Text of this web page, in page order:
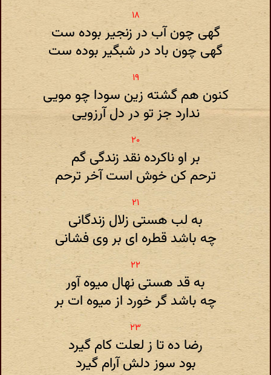
گهی چون آب در زنجیر بوده ست
گهی چون باد در شبگیر بوده ست
کنون هم گشته زین سودا چو مویی
ندارد جز تو در دل آرزویی
بر او ناکرده نقد زندگی گم
ترحم کن خوش است آخر ترحم
به لب هستی زلال زندگانی
چه باشد قطره ای بر وی فشانی
به قد هستی نهال میوه آور
چه باشد گر خورد از میوه ات بر
رضا ده تا ز لعلت کام گیرد
بود سوز دلش آرام گیرد